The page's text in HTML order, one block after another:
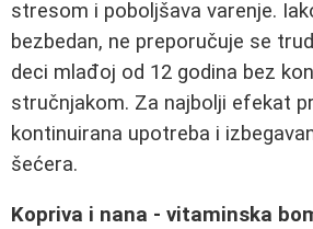
stresom i poboljšava varenje.
bezbedan, ne preporučuje se
deci mlađoj od 12 godina bez
stručnjakom. Za najbolji efekat
kontinuirana upotreba i
šećera.
Kopriva i nana - vitaminska